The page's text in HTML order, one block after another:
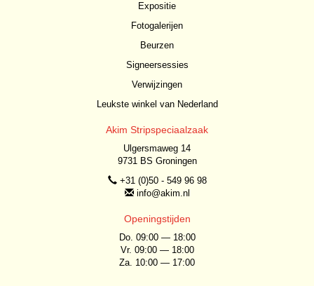
Expositie
Fotogalerijen
Beurzen
Signeersessies
Verwijzingen
Leukste winkel van Nederland
Akim Stripspeciaalzaak
Ulgersmaweg 14
9731 BS Groningen
+31 (0)50 - 549 96 98
info@akim.nl
Openingstijden
Do. 09:00 — 18:00
Vr. 09:00 — 18:00
Za. 10:00 — 17:00